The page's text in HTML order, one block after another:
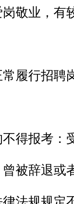
岗敬业，有
常履行招聘
不得报考：
被辞退或